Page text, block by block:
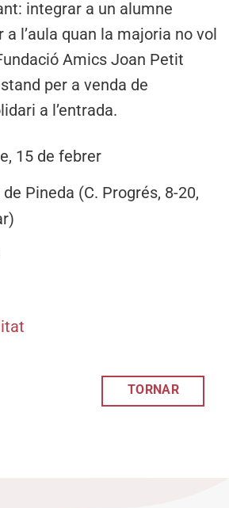
integrar a un alumne
l’aula quan la majoria no vol
Amics Joan Petit
per a venda de
a l’entrada.
15 de febrer
Pineda (C. Progrés, 8-20,
TORNAR